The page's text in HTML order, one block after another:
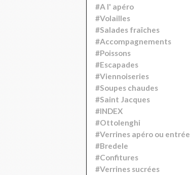
#A l' apéro
#Volailles
#Salades fraîches
#Accompagnements
#Poissons
#Escapades
#Viennoiseries
#Soupes chaudes
#Saint Jacques
#INDEX
#Ottolenghi
#Verrines apéro ou entrée
#Bredele
#Confitures
#Verrines sucrées